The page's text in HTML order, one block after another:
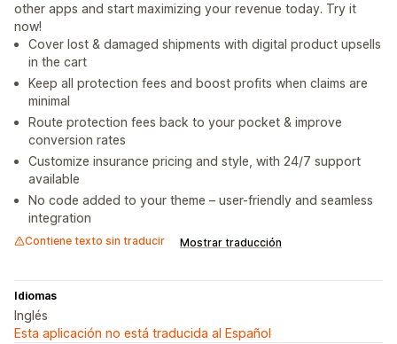
other apps and start maximizing your revenue today. Try it
now!
Cover lost & damaged shipments with digital product upsells
in the cart
Keep all protection fees and boost profits when claims are
minimal
Route protection fees back to your pocket & improve
conversion rates
Customize insurance pricing and style, with 24/7 support
available
No code added to your theme – user-friendly and seamless
integration
Contiene texto sin traducir Mostrar traducción
Idiomas
Inglés
Esta aplicación no está traducida al Español